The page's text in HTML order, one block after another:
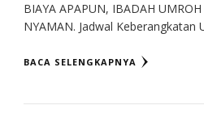
BIAYA APAPUN, IBADAH
NYAMAN. Jadwal
BACA SELENGKAPNYA